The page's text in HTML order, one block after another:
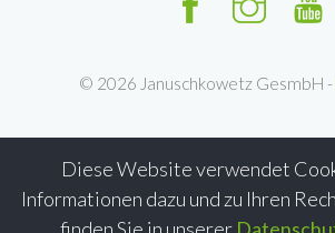
Diese Website verwendet
Informationen dazu und zu Ihren
© 2026 Januschkowetz GesmbH -